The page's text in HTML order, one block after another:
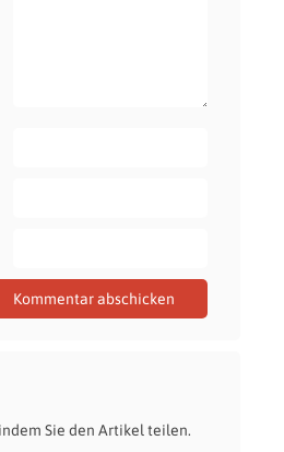
Sie den Artikel teilen.